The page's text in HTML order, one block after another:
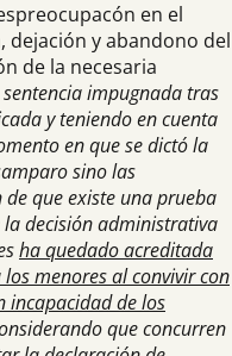
en el
dejación y abandono del
de la necesaria
impugnada tras
y teniendo en cuenta
en que se dictó la
sino las
que existe una prueba
decisión administrativa
ha quedado acreditada
menores al convivir con
incapacidad de los
que concurren